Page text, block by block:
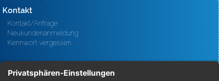
Kontakt
Kontakt/Anfrage
Neukundenanmeldung
Kennwort vergessen